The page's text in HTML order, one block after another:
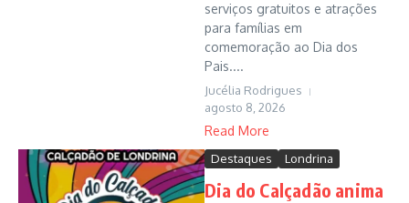
serviços gratuitos e atrações
para famílias em
comemoração ao Dia dos
Pais....
Jucélia Rodrigues
agosto 8, 2026
Read More
Destaques Londrina
Dia do Calçadão anima